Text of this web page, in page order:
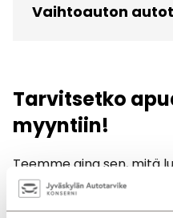
Vaihtoauton
Tarvitsetko
myyntiin!
Teemme aina sen, mitä
aina aikaa sinulle. Katso
yhteystietoja.